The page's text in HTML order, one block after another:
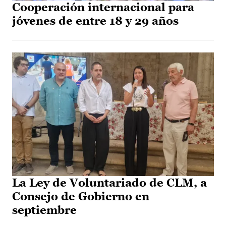
Cooperación internacional para
jóvenes de entre 18 y 29 años
La Ley de Voluntariado de CLM, a
Consejo de Gobierno en
septiembre